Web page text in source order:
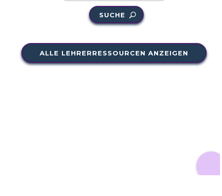
SUCHE
ALLE LEHRERRESSOURCEN ANZEIGEN